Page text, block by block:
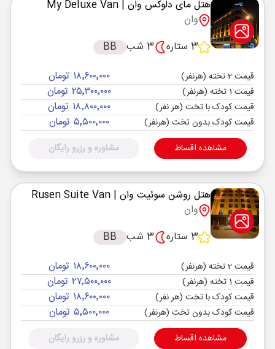
پایان سفر
وان , VAN
تهران , THR
نوع سفر :زمینی
ساعت حرکت :10:00 مدت سفر :
هتل مای دلوکس وان | My Deluxe Van
وان
3 ستاره
3 شب BB
قیمت 2 تخته (هرنفر) ۱۸٬۶۰۰٬۰۰۰ تومان
قیمت 1 تخته (هرنفر) ۲۵٬۳۰۰٬۰۰۰ تومان
قیمت کودک با تخت (هر نفر) ۱۸٬۸۰۰٬۰۰۰ تومان
قیمت کودک بدون تخت (هرنفر) ۵٬۵۰۰٬۰۰۰ تومان
مشاهده اقساط مشاوره و رزرو رایگان
هتل روشن سوئیت وان | Rusen Suite Van
وان
3 ستاره
3 شب BB
قیمت 2 تخته (هرنفر) ۱۸٬۶۰۰٬۰۰۰ تومان
قیمت 1 تخته (هرنفر) ۲۷٬۵۰۰٬۰۰۰ تومان
قیمت کودک با تخت (هر نفر) ۱۸٬۶۰۰٬۰۰۰ تومان
قیمت کودک بدون تخت (هرنفر) ۵٬۵۰۰٬۰۰۰ تومان
مشاهده اقساط مشاوره و رزرو رایگان